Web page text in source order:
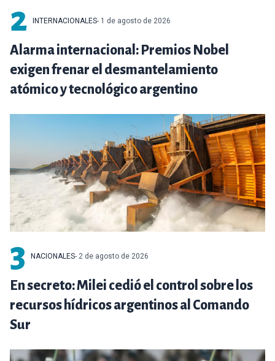
2 INTERNACIONALES- 1 de agosto de 2026
Alarma internacional: Premios Nobel
exigen frenar el desmantelamiento
atómico y tecnológico argentino
3 NACIONALES- 2 de agosto de 2026
En secreto: Milei cedió el control sobre los
recursos hídricos argentinos al Comando
Sur